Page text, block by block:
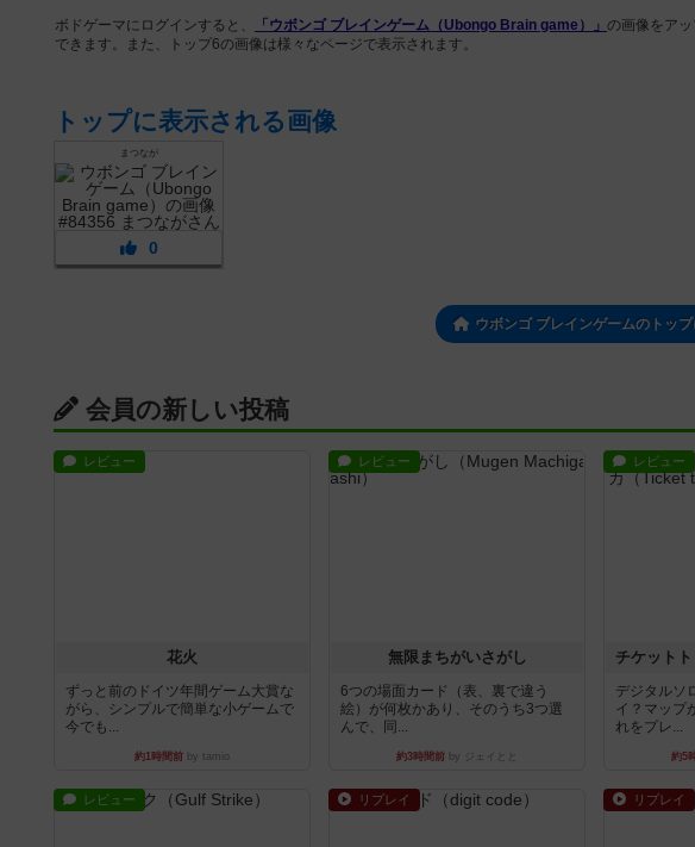
ボドゲーマにログインすると、 「ウボンゴ ブレインゲーム（Ubongo Brain game）」 の画像をア
できます。また、トップ6の画像は様々なページで表示されます。
トップに表示される画像
まつなが
0
ウボンゴ ブレインゲームのトッ
会員の新しい投稿
レビュー
花火
ずっと前のドイツ年間ゲーム大賞な
がら、シンプルで簡単な小ゲームで
今でも...
約1時間前 by tamio
レビュー
無限まちがいさがし
6つの場面カード（表、裏で違う
絵）が何枚かあり、そのうち3つ選
んで、同...
約3時間前 by ジェイとと
レビュー
デジタルソ
イ？マップ
れをプレ...
約5
レビュー リプレイ リプレイ